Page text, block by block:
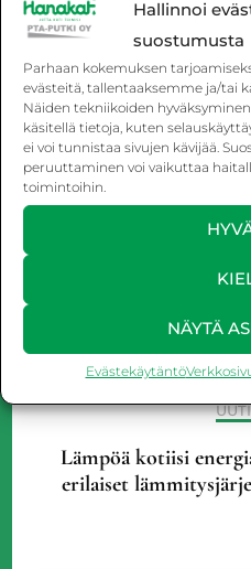
Hallinnoi
suostumusta
Parhaan kokemuksen
evästeitä, tallentaaksemme ja/tai
Näiden tekniikoiden
käsitellä tietoja, kuten
ei voi tunnistaa sivujen kävijää.
peruuttaminen voi vaikuttaa
toimintoihin.
NÄYTÄ
Evästekäytäntö
Lämpöä kotiisi
erilaiset